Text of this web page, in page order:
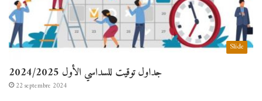
Slide
جداول توقيت للسداسي الأول 2024/2025
22 septembre 2024